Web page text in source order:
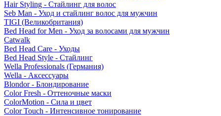
Hair Styling - Стайлинг для волос
Seb Man - Уход и стайлинг волос для мужчин
TIGI (Великобритания)
Bed Head for Men - Уход за волосами для мужчин
Catwalk
Bed Head Care - Уходы
Bed Head Style - Стайлинг
Wella Professionals (Германия)
Wella - Аксессуары
Blondor - Блондирование
Color Fresh - Оттеночные маски
ColorMotion - Сила и цвет
Color Touch - Интенсивное тонирование